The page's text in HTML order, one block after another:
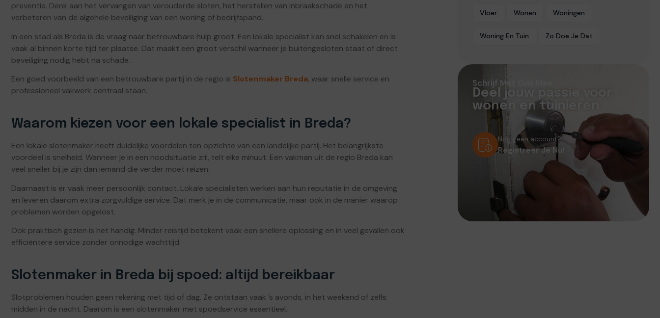
preventie. Denk aan het vervangen van verouderde sloten, het herstellen van inbraakschade en het
verbeteren van de algehele beveiliging van een woning of bedrijfspand.
In een stad als Breda is de vraag naar betrouwbare hulp groot. Een lokale specialist kan snel schakelen en is
vaak al binnen korte tijd ter plaatse. Dat maakt een groot verschil wanneer je buitengesloten staat of direct
beveiliging nodig hebt na schade.
Een goed voorbeeld van een betrouwbare partij in de regio is Slotenmaker Breda, waar snelle service en
professioneel vakwerk centraal staan.
Waarom kiezen voor een lokale specialist in Breda?
Een lokale slotenmaker heeft duidelijke voordelen ten opzichte van een landelijke partij. Het belangrijkste
voordeel is snelheid. Wanneer je in een noodsituatie zit, telt elke minuut. Een vakman uit de regio Breda kan
veel sneller bij je zijn dan iemand die verder moet reizen.
Daarnaast is er vaak meer persoonlijk contact. Lokale specialisten werken aan hun reputatie in de omgeving
en leveren daarom extra zorgvuldige service. Dat merk je in de communicatie, maar ook in de manier waarop
problemen worden opgelost.
Ook praktisch gezien is het handig. Minder reistijd betekent vaak een snellere oplossing en in veel gevallen ook
efficiëntere service zonder onnodige wachttijd.
Slotenmaker in Breda bij spoed: altijd bereikbaar
Slotproblemen houden geen rekening met tijd of dag. Ze ontstaan vaak ’s avonds, in het weekend of zelfs
midden in de nacht. Daarom is een slotenmaker met spoedservice essentieel.
Vloer Wonen Woningen
Woning En Tuin Zo Doe Je Dat
Schrijf Met Ons Mee
Deel jouw passie voor
wonen en tuinieren
Nog geen account?
Registreer Je Nu!